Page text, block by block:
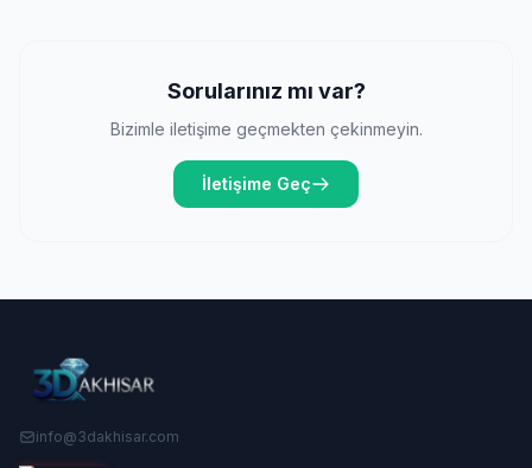
Sorularınız mı var?
Bizimle iletişime geçmekten çekinmeyin.
İletişime Geç
info@3dakhisar.com